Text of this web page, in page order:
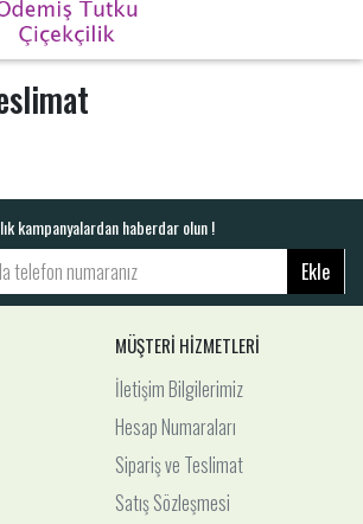
kampanyalardan haberdar olun !
Ekle
MÜŞTERİ HİZMETLERİ
İletişim Bilgilerimiz
Hesap Numaraları
Sipariş ve Teslimat
Satış Sözleşmesi